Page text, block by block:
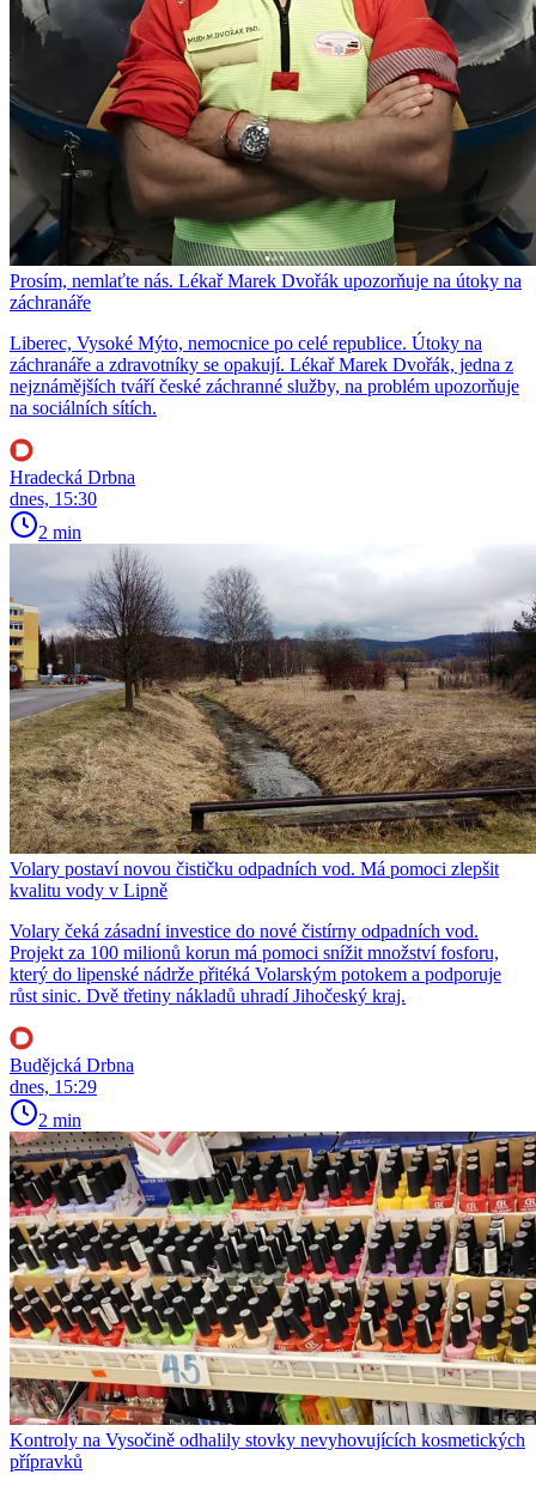
Prosím, nemlaťte nás. Lékař Marek Dvořák upozorňuje na útoky na
záchranáře
Liberec, Vysoké Mýto, nemocnice po celé republice. Útoky na
záchranáře a zdravotníky se opakují. Lékař Marek Dvořák, jedna z
nejznámějších tváří české záchranné služby, na problém upozorňuje
na sociálních sítích.
Hradecká Drbna
dnes, 15:30
2 min
Volary postaví novou čističku odpadních vod. Má pomoci zlepšit
kvalitu vody v Lipně
Volary čeká zásadní investice do nové čistírny odpadních vod.
Projekt za 100 milionů korun má pomoci snížit množství fosforu,
který do lipenské nádrže přitéká Volarským potokem a podporuje
růst sinic. Dvě třetiny nákladů uhradí Jihočeský kraj.
Budějcká Drbna
dnes, 15:29
2 min
Kontroly na Vysočině odhalily stovky nevyhovujících kosmetických
přípravků